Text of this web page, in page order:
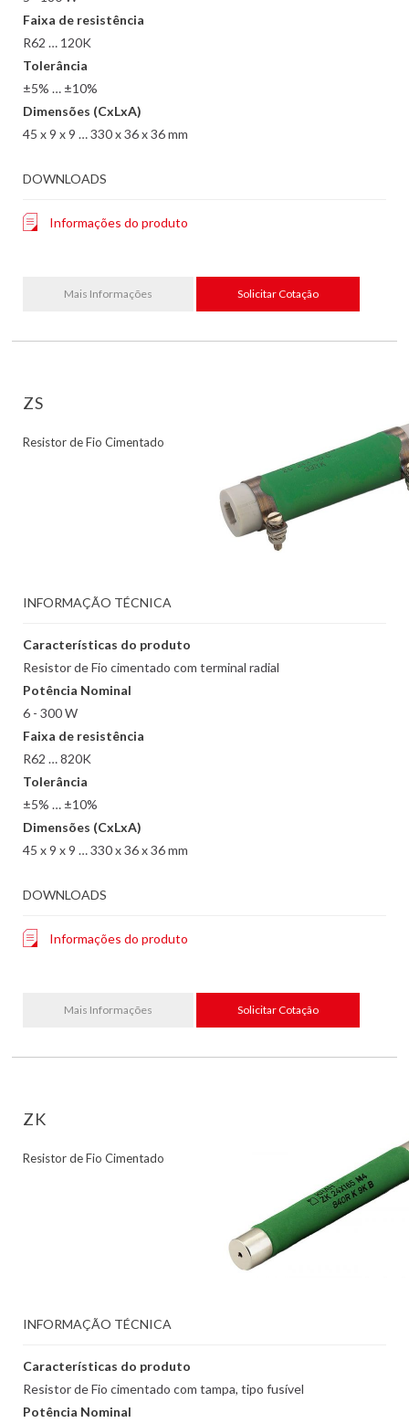
Faixa de resistência
R62 … 120K
Tolerância
±5% … ±10%
Dimensões (CxLxA)
45 x 9 x 9 … 330 x 36 x 36 mm
DOWNLOADS
Informações do produto
Mais Informações Solicitar Cotação
ZS
Resistor de Fio Cimentado
INFORMAÇÃO TÉCNICA
Características do produto
Resistor de Fio cimentado com terminal radial
Potência Nominal
6 - 300 W
Faixa de resistência
R62 … 820K
Tolerância
±5% … ±10%
Dimensões (CxLxA)
45 x 9 x 9 … 330 x 36 x 36 mm
DOWNLOADS
Informações do produto
Mais Informações Solicitar Cotação
ZK
Resistor de Fio Cimentado
INFORMAÇÃO TÉCNICA
Características do produto
Resistor de Fio cimentado com tampa, tipo fusível
Potência Nominal